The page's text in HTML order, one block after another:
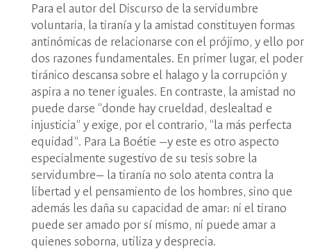
Para el autor del Discurso de la servidumbre
voluntaria, la tiranía y la amistad constituyen formas
antinómicas de relacionarse con el prójimo, y ello por
dos razones fundamentales. En primer lugar, el poder
tiránico descansa sobre el halago y la corrupción y
aspira a no tener iguales. En contraste, la amistad no
puede darse “donde hay crueldad, deslealtad e
injusticia” y exige, por el contrario, “la más perfecta
equidad”. Para La Boétie —y este es otro aspecto
especialmente sugestivo de su tesis sobre la
servidumbre— la tiranía no solo atenta contra la
libertad y el pensamiento de los hombres, sino que
además les daña su capacidad de amar: ni el tirano
puede ser amado por sí mismo, ni puede amar a
quienes soborna, utiliza y desprecia.